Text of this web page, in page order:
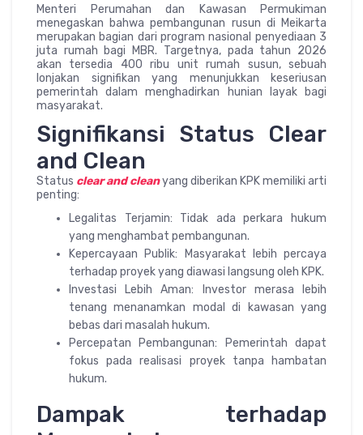
Menteri Perumahan dan Kawasan Permukiman
menegaskan bahwa pembangunan rusun di Meikarta
merupakan bagian dari program nasional penyediaan 3
juta rumah bagi MBR. Targetnya, pada tahun 2026
akan tersedia 400 ribu unit rumah susun, sebuah
lonjakan signifikan yang menunjukkan keseriusan
pemerintah dalam menghadirkan hunian layak bagi
masyarakat.
Signifikansi Status Clear
and Clean
Status clear and cleanyang diberikan KPK memiliki arti
penting:
Legalitas Terjamin: Tidak ada perkara hukum
yang menghambat pembangunan.
Kepercayaan Publik: Masyarakat lebih percaya
terhadap proyek yang diawasi langsung oleh KPK.
Investasi Lebih Aman: Investor merasa lebih
tenang menanamkan modal di kawasan yang
bebas dari masalah hukum.
Percepatan Pembangunan: Pemerintah dapat
fokus pada realisasi proyek tanpa hambatan
hukum.
Dampak terhadap